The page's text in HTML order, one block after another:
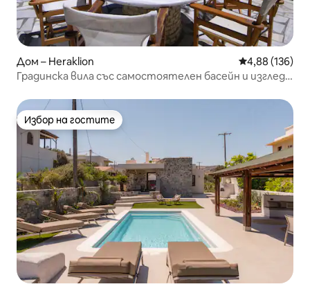
Дом – Heraklion Средна
4,88 (136)
Градинска вила със самостоятелен басейн и изглед
Избор на гостите
Избор на гостите